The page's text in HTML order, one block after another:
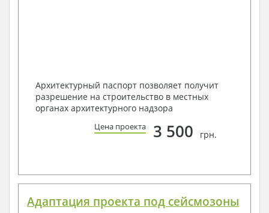
Архитектурный паспорт позволяет получит
разрешение на строительство в местных
органах архитектурного надзора
Цена проекта 3 500 грн.
Адаптация проекта под сейсмозоны